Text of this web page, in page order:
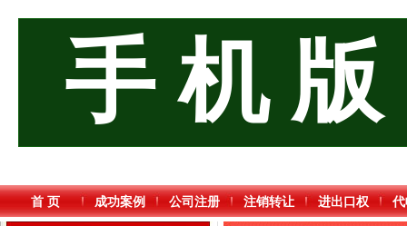
手 机 版
首 页 成功案例 公司注册 注销转让 进出口权